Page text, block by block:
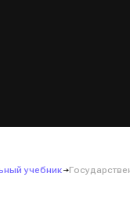
учебник